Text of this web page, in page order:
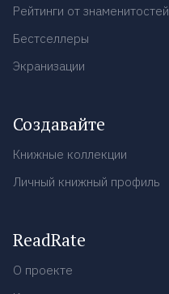
Рейтинги от знаменитостей
Бестселлеры
Экранизации
Создавайте
Книжные коллекции
Личный книжный профиль
ReadRate
О проекте